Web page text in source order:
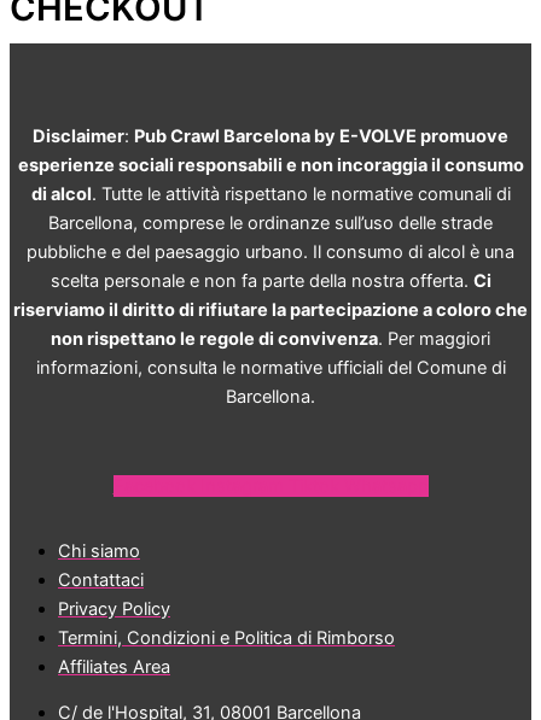
Disclaimer: Pub Crawl Barcelona by E-VOLVE promuove
esperienze sociali responsabili e non incoraggia il consumo
di alcol. Tutte le attività rispettano le normative comunali di
Barcellona, comprese le ordinanze sull’uso delle strade
pubbliche e del paesaggio urbano. Il consumo di alcol è una
scelta personale e non fa parte della nostra offerta. Ci
riserviamo il diritto di rifiutare la partecipazione a coloro che
non rispettano le regole di convivenza. Per maggiori
informazioni, consulta le normative ufficiali del Comune di
Barcellona.
Chi siamo
Contattaci
Privacy Policy
Termini, Condizioni e Politica di Rimborso
Affiliates Area
C/ de l'Hospital, 31, 08001 Barcellona